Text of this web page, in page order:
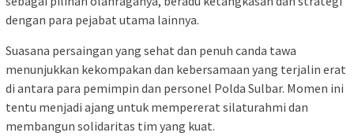
dengan para pejabat utama lainnya.
Suasana persaingan yang sehat dan penuh canda tawa
menunjukkan kekompakan dan kebersamaan yang terjalin erat
di antara para pemimpin dan personel Polda Sulbar. Momen ini
tentu menjadi ajang untuk mempererat silaturahmi dan
membangun solidaritas tim yang kuat.